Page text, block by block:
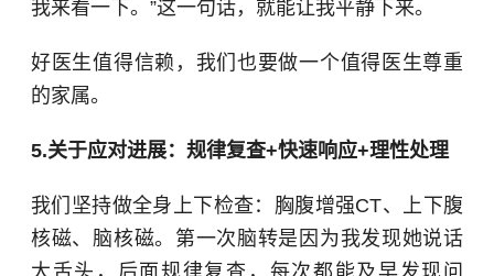
我来看一下。”这一句话，就能让我平静下来。
好医生值得信赖，我们也要做一个值得医生尊重
的家属。
5.关于应对进展：规律复查+快速响应+理性处理
我们坚持做全身上下检查：胸腹增强CT、上下腹
核磁、脑核磁。第一次脑转是因为我发现她说话
大舌头，后面规律复查，每次都能及早发现问